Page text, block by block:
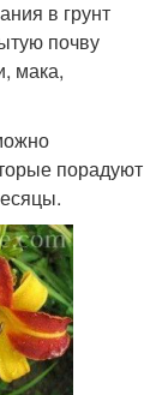
в грунт
почву
мака,
порадуют